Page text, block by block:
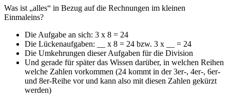
Was ist „alles“ in Bezug auf die Rechnungen im kleinen
Einmaleins?
Die Aufgabe an sich: 3 x 8 = 24
Die Lückenaufgaben: __ x 8 = 24 bzw. 3 x __ = 24
Die Umkehrungen dieser Aufgaben für die Division
Und gerade für später das Wissen darüber, in welchen Reihen
welche Zahlen vorkommen (24 kommt in der 3er-, 4er-, 6er-
und 8er-Reihe vor und kann also mit diesen Zahlen gekürzt
werden)